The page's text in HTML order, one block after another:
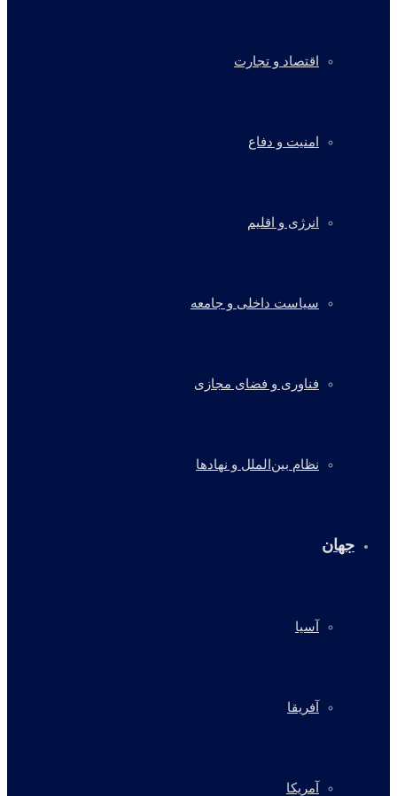
اقتصاد و تجارت
امنیت و دفاع
انرژی و اقلیم
سیاست داخلی و جامعه
فناوری و فضای مجازی
نظام بین‌الملل و نهادها
جهان
آسیا
آفریقا
آمریکا